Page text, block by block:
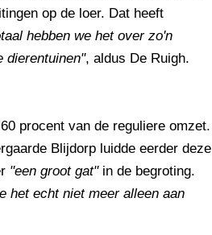
op de loer. Dat heeft
hebben we het over zo'n
dierentuinen", aldus De Ruigh.
procent van de reguliere omzet.
Blijdorp luidde eerder deze
"een groot gat"in de begroting.
het echt niet meer alleen aan